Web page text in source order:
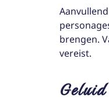
brengen.
vereist.